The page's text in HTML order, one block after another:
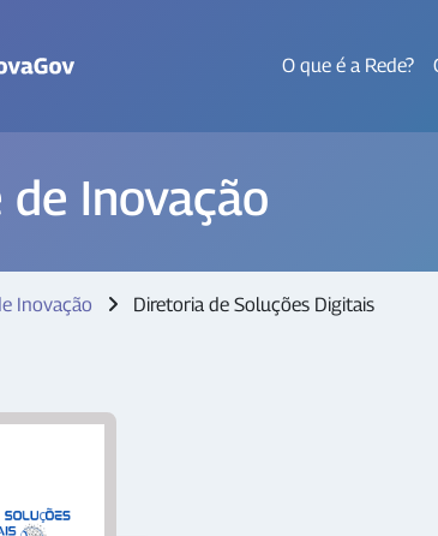
O que é a Rede?
de Inovação
Inovação Diretoria de Soluções Digitais